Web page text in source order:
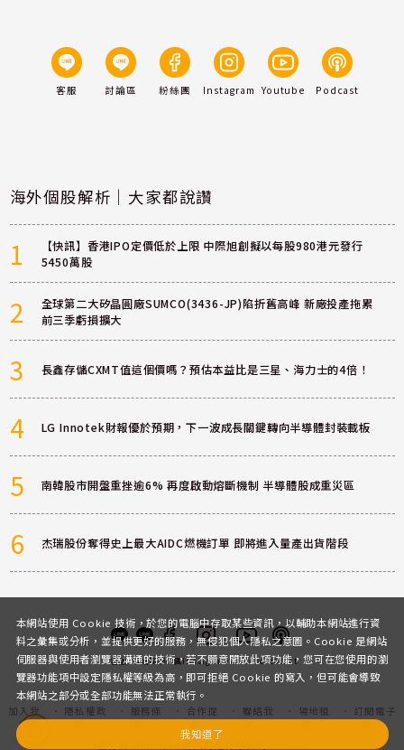
客服 討論區 粉絲團 Instagram Youtube Podcast
海外個股解析｜大家都說讚
1
【快訊】香港IPO定價低於上限 中際旭創擬以每股980港元發行
5450萬股
2
全球第二大矽晶圓廠SUMCO(3436-JP)陷折舊高峰 新廠投產拖累
前三季虧損擴大
3 長鑫存儲CXMT值這個價嗎？預估本益比是三星、海力士的4倍！
4 LG Innotek財報優於預期，下一波成長關鍵轉向半導體封裝載板
5 南韓股市開盤重挫逾6% 再度啟動熔斷機制 半導體股成重災區
6 杰瑞股份奪得史上最大AIDC燃機訂單 即將進入量產出貨階段
客服 討論區粉絲團InstagramYoutubePodcast
加入我
們
隱私權政
服務條
合作提
聯絡我
場地租
訂閱電子
本網站使用 Cookie 技術，於您的電腦中存取某些資訊，以輔助本網站進行資
料之彙集或分析，並提供更好的服務，無侵犯個人隱私之意圖。Cookie 是網站
伺服器與使用者瀏覽器溝通的技術，若不願意開放此項功能，您可在您使用的瀏
覽器功能項中設定隱私權等級為高，即可拒絕 Cookie 的寫入，但可能會導致
本網站之部分或全部功能無法正常執行。
我知道了